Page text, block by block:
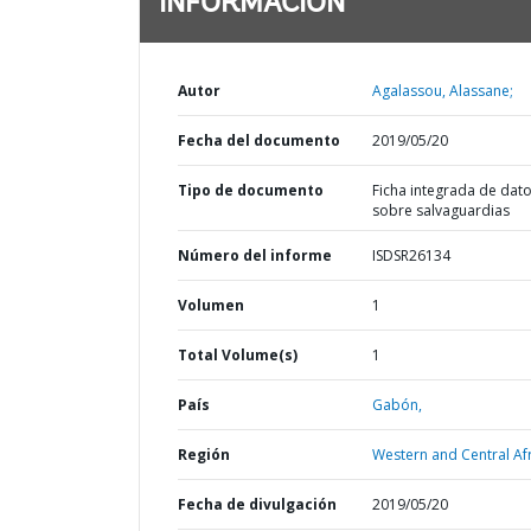
Autor Agalassou, Alassane;
Fecha del documento 2019/05/20
Tipo de documento
Ficha integrada de
sobre salvaguardias
Número del informe ISDSR26134
Volumen 1
Total Volume(s) 1
País Gabón,
Región Western and Central
Fecha de divulgación 2019/05/20